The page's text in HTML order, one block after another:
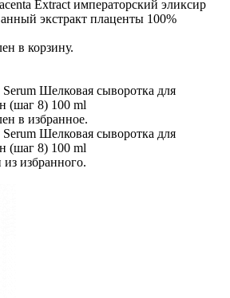
Extract императорский эликсир
экстракт плаценты 100%
в корзину.
Шелковая сыворотка для
(шаг 8) 100 ml
в избранное.
Шелковая сыворотка для
(шаг 8) 100 ml
избранного.